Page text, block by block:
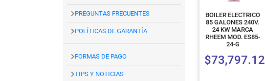
PREGUNTAS FRECUENTES
POLÍTICAS DE GARANTÍA
FORMAS DE PAGO
TIPS Y NOTICIAS
BOILER ELECTRICO
85 GALONES 240V.
24 KW MARCA
RHEEM MOD. ES85-
24-G
$73,797.12